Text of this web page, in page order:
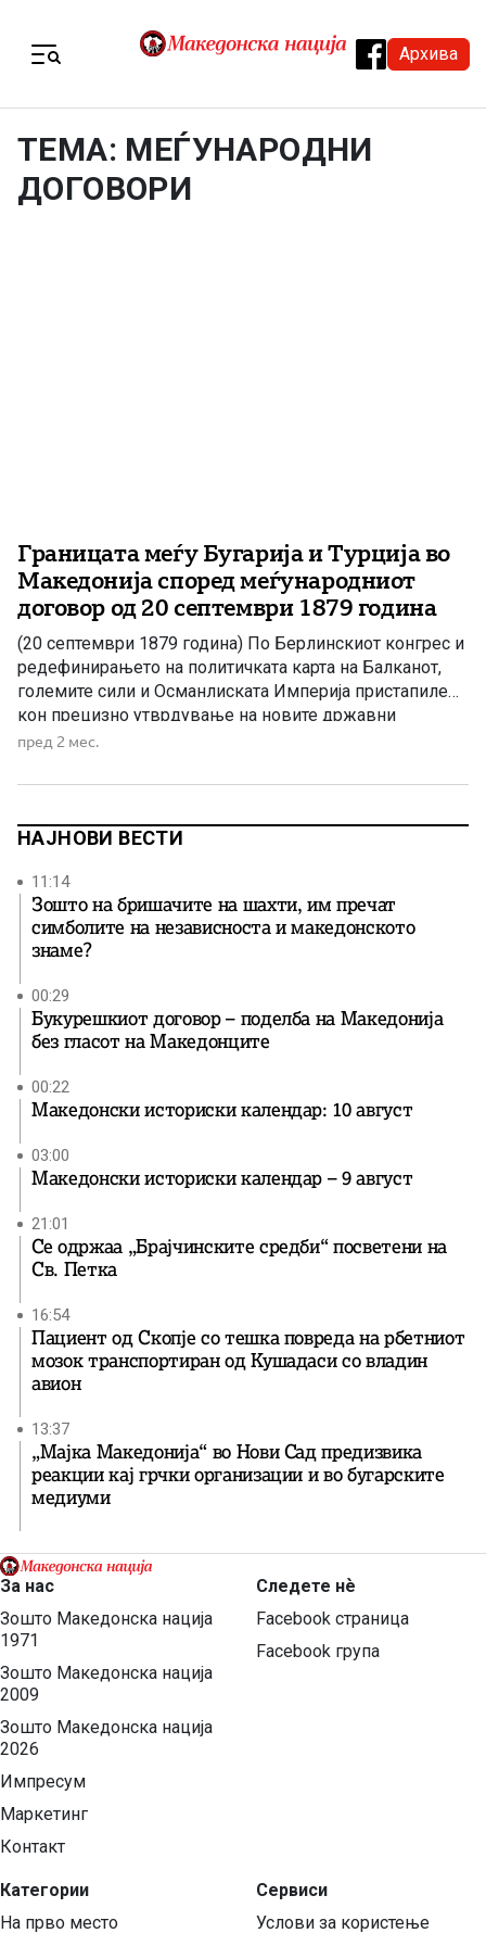
Архива
ТЕМА: МЕЃУНАРОДНИ
ДОГОВОРИ
Границата меѓу Бугарија и Турција во
Македонија според меѓународниот
договор од 20 септември 1879 година
(20 септември 1879 година) По Берлинскиот конгрес и
редефинирањето на политичката карта на Балканот,
големите сили и Османлиската Империја пристапиле
кон прецизно утврдување на новите државни
граници. Еден од документите што има особено
септември 1879 година, во кој детално е опишана
Османлиската […]
пред 2 мес.
НАЈНОВИ ВЕСТИ
11:14
Зошто на бришачите на шахти, им пречат
симболите на независноста и македонското
знаме?
00:29
Букурешкиот договор – поделба на Македонија
без гласот на Македонците
00:22
Македонски историски календар: 10 август
03:00
Македонски историски календар – 9 август
21:01
Се одржаа „Брајчинските средби“ посветени на
Св. Петка
16:54
Пациент од Скопје со тешка повреда на рбетниот
мозок транспортиран од Кушадаси со владин
авион
13:37
„Мајка Македонија“ во Нови Сад предизвика
реакции кај грчки организации и во бугарските
медиуми
За нас
Зошто Македонска нација
1971
Зошто Македонска нација
2009
Зошто Македонска нација
2026
Импресум
Маркетинг
Контакт
Категории
На прво место
Следете нѐ
Facebook страница
Facebook група
Сервиси
Услови за користење